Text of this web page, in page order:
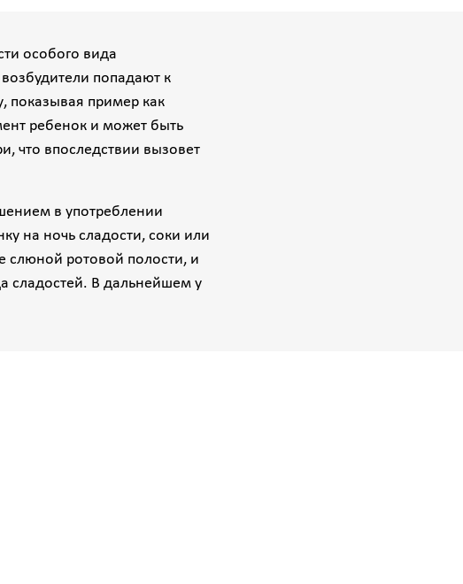
особого вида
попадают к
показывая пример как
ребенок и может быть
что впоследствии вызовет
в употреблении
на ночь сладости, соки или
слюной ротовой полости, и
сладостей. В дальнейшем у